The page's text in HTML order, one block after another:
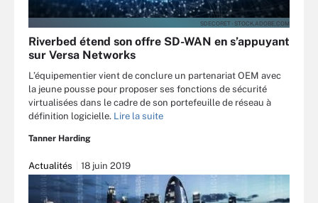
SDECORET - STOCK.ADOBE.COM
Riverbed étend son offre SD-WAN en s’appuyant
sur Versa Networks
L’équipementier vient de conclure un partenariat OEM avec
la jeune pousse pour proposer ses fonctions de sécurité
virtualisées dans le cadre de son portefeuille de réseau à
définition logicielle. Lire la suite
Tanner Harding
Actualités 18 juin 2019